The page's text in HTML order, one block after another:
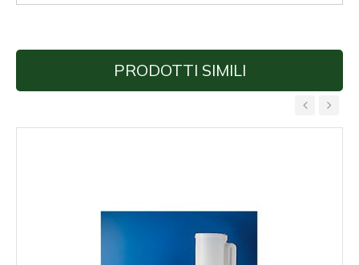
PRODOTTI SIMILI
‹ ›